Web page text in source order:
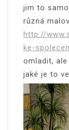
jim to
různá
http://
ke-
omladit,
jaké je to